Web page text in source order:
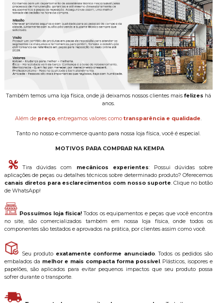
Também temos uma loja física, onde já deixamos nossos clientes mais felizes há
anos.
Além de preço, entregamos valores comotransparência e qualidade.
Tanto no nosso e-commerce quanto para nossa loja física, você é especial.
MOTIVOS PARA COMPRAR NA KEMPA
Tira dúvidas com mecânicos experientes: Possui dúvidas sobre
aplicações de peças ou detalhes técnicos sobre determinado produto? Oferecemos
canais diretos para esclarecimentos com nosso suporte. Clique no botão
de WhatsApp!
Possuímos loja física!Todos os equipamentos e peças que você encontra
no site, são comercializados também em nossa loja física, onde todos os
componentes são testados e aprovados na prática, por clientes assim como você.
Seu produto exatamente conforme anunciado. Todos os pedidos são
embalados da melhor e mais compacta forma possível . Plásticos, isopores e
papelões, são aplicados para evitar pequenos impactos que seu produto possa
sofrer durante o transporte.